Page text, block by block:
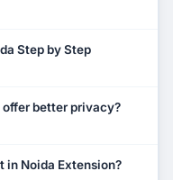
Step by Step
offer better privacy?
in Noida Extension?